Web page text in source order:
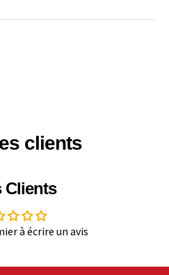
clients
Clients
à écrire un avis